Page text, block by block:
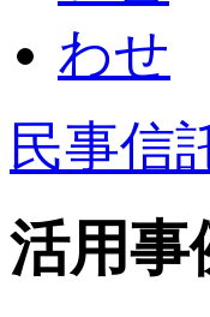
民事信
活用事